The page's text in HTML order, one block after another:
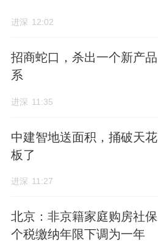
进深 12:02
招商蛇口，杀出一个新产品
系
进深 11:35
中建智地送面积，捅破天花
板了
进深 11:27
北京：非京籍家庭购房社保
个税缴纳年限下调为一年